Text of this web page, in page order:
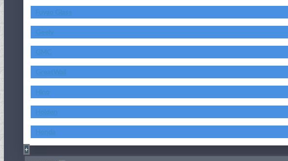
Fuyao Glass
Geely
GMC
GreatWall
Hino
Holden
Honda
+